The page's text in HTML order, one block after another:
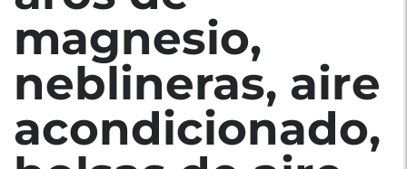
magnesio,
neblineras, aire
acondicionado,